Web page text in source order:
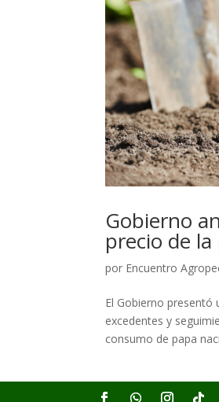
Gobierno
precio de la
por Encuentro
El Gobierno presentó
excedentes y
consumo de papa